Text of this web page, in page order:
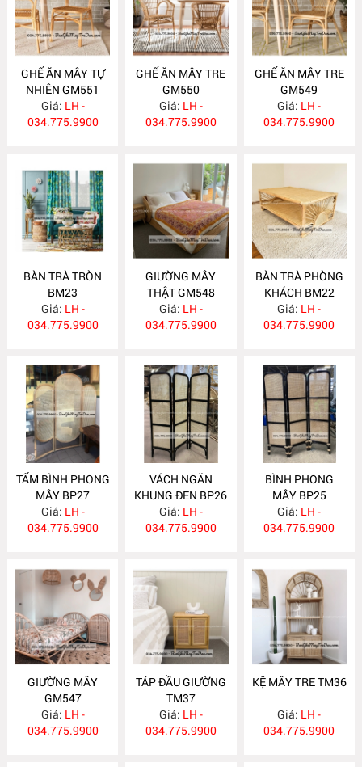
GHẾ ĂN MÂY TỰ
NHIÊN GM551
Giá: LH -
034.775.9900
GHẾ ĂN MÂY TRE
GM550
Giá: LH -
034.775.9900
GHẾ ĂN MÂY TRE
GM549
Giá: LH -
034.775.9900
BÀN TRÀ TRÒN
BM23
Giá: LH -
034.775.9900
GIƯỜNG MÂY
THẬT GM548
Giá: LH -
034.775.9900
BÀN TRÀ PHÒNG
KHÁCH BM22
Giá: LH -
034.775.9900
TẤM BÌNH PHONG
MÂY BP27
Giá: LH -
034.775.9900
VÁCH NGĂN
KHUNG ĐEN BP26
Giá: LH -
034.775.9900
BÌNH PHONG
MÂY BP25
Giá: LH -
034.775.9900
GIƯỜNG MÂY
GM547
Giá: LH -
034.775.9900
TÁP ĐẦU GIƯỜNG
TM37
Giá: LH -
034.775.9900
KỆ MÂY TRE TM36
Giá: LH -
034.775.9900